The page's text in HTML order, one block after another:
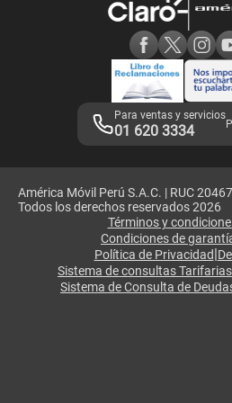
Adquirientes iPhone 6, 6S y SE
Mensaje de Seguridad
Términos y Condiciones de Tienda
Libro de Reclamaciones
Legales de marketplace
Para ventas y servicios
01 620 3334
América Móvil Perú S.A.C. | RUC
Todos los derechos reservados 2026
Términos y
Condiciones de
Política de Privacidad|
Sistema de consultas Tarifarias
Sistema de Consulta de